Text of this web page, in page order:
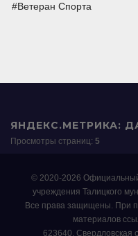
Ветеран Спорта
ЯНДЕКС.МЕТРИКА:
Просмотры страниц: 5
© 2020-2026
учреждения Талицкого
Все права защищены. При
материалов
623640, Свердловская